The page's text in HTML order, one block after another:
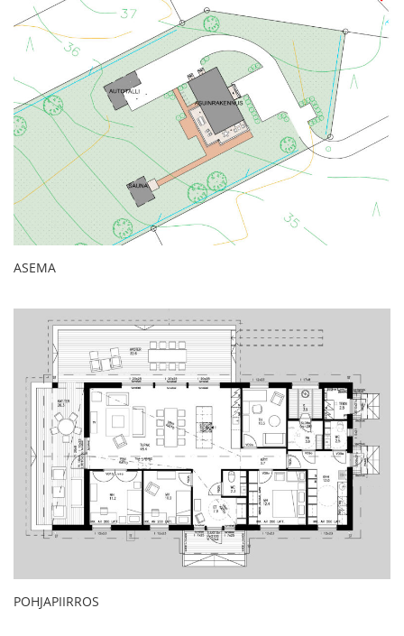
ASEMA
POHJAPIIRROS